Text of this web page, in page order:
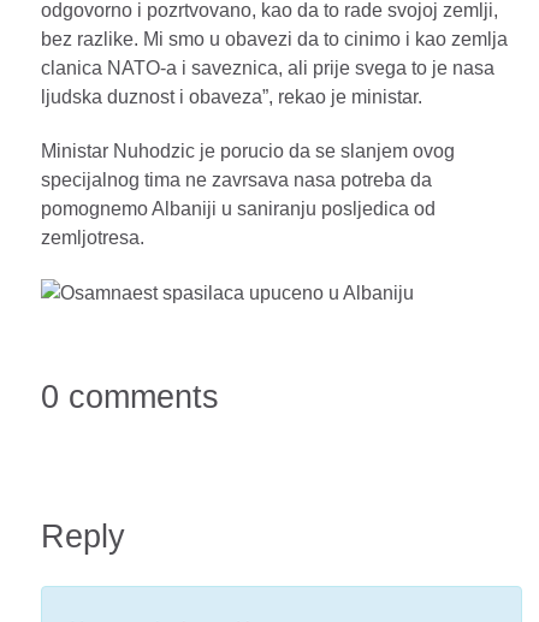
odgovorno i pozrtvovano, kao da to rade svojoj zemlji,
bez razlike. Mi smo u obavezi da to cinimo i kao zemlja
clanica NATO-a i saveznica, ali prije svega to je nasa
ljudska duznost i obaveza”, rekao je ministar.
Ministar Nuhodzic je porucio da se slanjem ovog
specijalnog tima ne zavrsava nasa potreba da
pomognemo Albaniji u saniranju posljedica od
zemljotresa.
0 comments
Reply